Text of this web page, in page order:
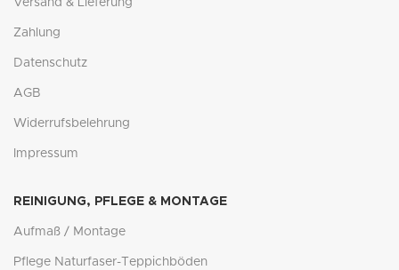
Zahlung
Datenschutz
AGB
Widerrufsbelehrung
Impressum
REINIGUNG, PFLEGE & MONTAGE
Aufmaß / Montage
Pflege Naturfaser-Teppichböden